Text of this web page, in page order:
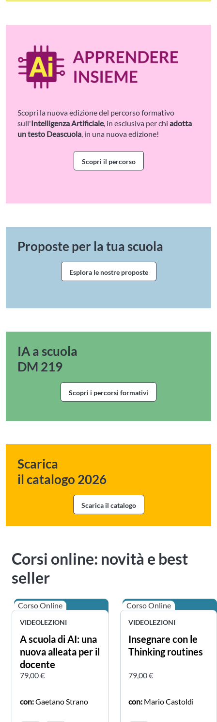
Scopri la nuova edizione del percorso formativo
sull'Intelligenza Artificiale, in esclusiva per chi adotta
un testo Deascuola, in una nuova edizione!
Scopri il percorsoVai alla pagina del percorso AI:
Proposte per la tua scuola
Esplora le nostre proposte
Esplora le proposte formative
IA a scuola
DM 219
Scopri i percorsi formativiVai ai percorsi formativi per il
Scarica
il catalogo 2026
Scarica il catalogo
Corsi online: novità e best
seller
Corso Online
VIDEOLEZIONI
A scuola di AI: una
nuova alleata per il
docente
79,00 €
con:Gaetano Strano
Corso Online
VIDEOLEZIONI
Insegnare con le
Thinking routines
79,00 €
con: Mario Castoldi